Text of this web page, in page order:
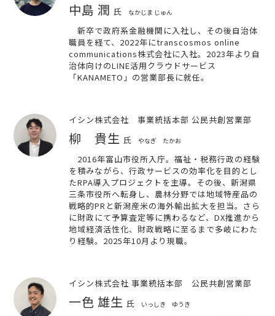
中島 潤 氏 なかじま じゅん
新卒で政府系金融機関に入社し、その後自治体
職員を経て、2022年にtranscosmos online
communications株式会社に入社。2023年より自
治体向けのLINE活用クラウドサービス
「KANAMETO」の営業部長に就任。
イシン株式会社 事業統括本部 公民共創営業部
柳 貴生 氏 やなぎ たかお
2016年富山市役所入庁。福祉・税務行政の経験
を積みながら、行政サービスの効率化を目的とし
たRPA導入プロジェクトを主導。その後、新潟県
三条市役所へ転身し、農林分野では地域特産品の
戦略的PRと新潟産米の海外輸出拡大を担当。さら
に財政にて予算査定等に携わるなど、DX推進から
地域経済活性化、財政戦略に至るまで多岐にわた
り経験。2025年10月より現職。
イシン株式会社 事業統括本部 公民共創営業部
一色 雄生 氏 いっしき ゆうき